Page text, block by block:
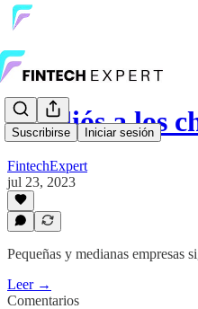
Suscribirse Iniciar sesión
El adiós a los
FintechExpert
jul 23, 2023
Pequeñas y medianas empresas
Leer →
Comentarios